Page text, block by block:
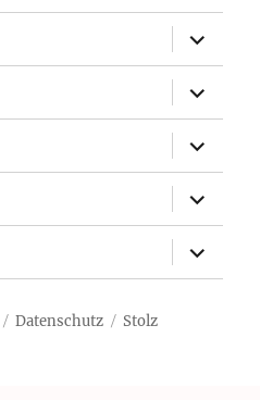
öffnen
öffnen
öffnen
öffnen
öffnen
Datenschutz
Stolz